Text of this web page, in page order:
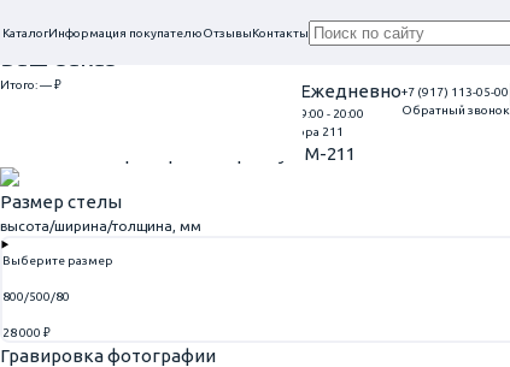
КаталогИнформация покупателюОтзывыКонтакты
Итого:— ₽
Проконсультируем в нашем офисе Ежедневно
9:00 - 20:00
+7 (917) 113-05-00
Обратный звонок
Памятник из мрамора 211
Артикул: M-211
Размер стелы
высота/ширина/толщина, мм
Выберите размер
800/500/80
28 000 ₽
Гравировка фотографии